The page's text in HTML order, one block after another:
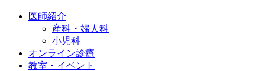
医師紹介
産科・婦人科
小児科
オンライン診療
教室・イベント